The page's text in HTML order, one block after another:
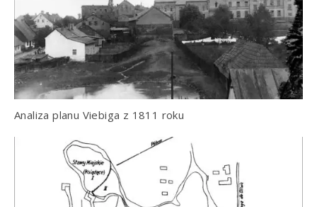
Analiza planu Viebiga z 1811 roku